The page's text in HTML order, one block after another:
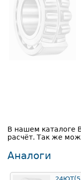
В нашем каталоге
расчёт. Так же
Аналоги